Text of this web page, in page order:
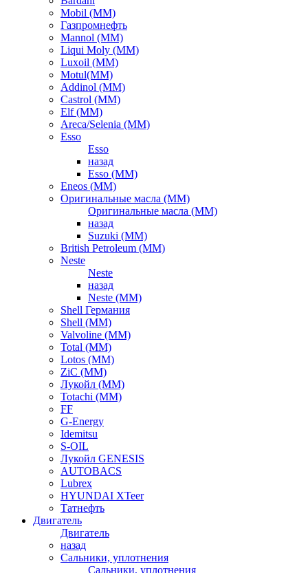
Mobil (ММ)
Газпромнефть
Mannol (ММ)
Liqui Moly (ММ)
Luxoil (ММ)
Motul(ММ)
Addinol (ММ)
Castrol (ММ)
Elf (ММ)
Areca/Selenia (ММ)
Esso
Esso
назад
Esso (ММ)
Eneos (ММ)
Оригинальные масла (ММ)
Оригинальные масла (ММ)
назад
Suzuki (ММ)
British Petroleum (ММ)
Neste
Neste
назад
Neste (ММ)
Shell Германия
Shell (ММ)
Valvoline (ММ)
Total (ММ)
Lotos (ММ)
ZiC (ММ)
Лукойл (ММ)
Totachi (MM)
FF
G-Energy
Idemitsu
S-OIL
Лукойл GENESIS
AUTOBACS
Lubrex
HYUNDAI XTeer
Татнефть
Двигатель
Двигатель
назад
Сальники, уплотнения
Сальники, уплотнения